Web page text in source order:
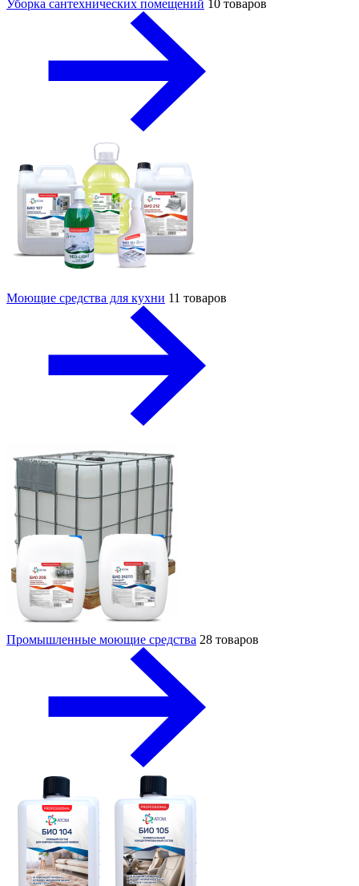
Уборка сантехнических помещений 10 товаров
Моющие средства для кухни 11 товаров
Промышленные моющие средства 28 товаров